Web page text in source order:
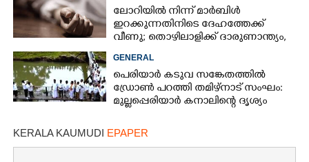
ലോറിയിൽ നിന്ന് മാർബിൾ
ഇറക്കുന്നതിനിടെ ദേഹത്തേക്ക്
വീണു; തൊഴിലാളിക്ക് ദാരുണാന്ത്യം,
GENERAL
പെരിയാർ കടുവ സങ്കേതത്തിൽ
ഡ്രോൺ പറത്തി തമിഴ്നാട് സംഘം:
മുല്ലപ്പെരിയാർ കനാലിന്റെ ദൃശ്യം
KERALA KAUMUDI EPAPER